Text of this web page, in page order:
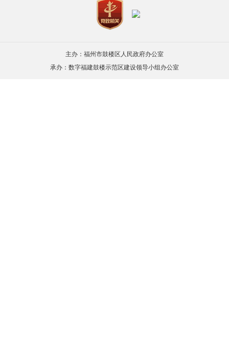
主办：福州市鼓楼区人民政府办公室
承办：数字福建鼓楼示范区建设领导小组办公室